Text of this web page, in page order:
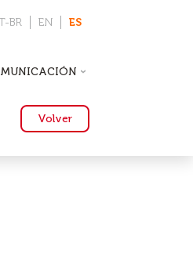
BR EN ES
Volver